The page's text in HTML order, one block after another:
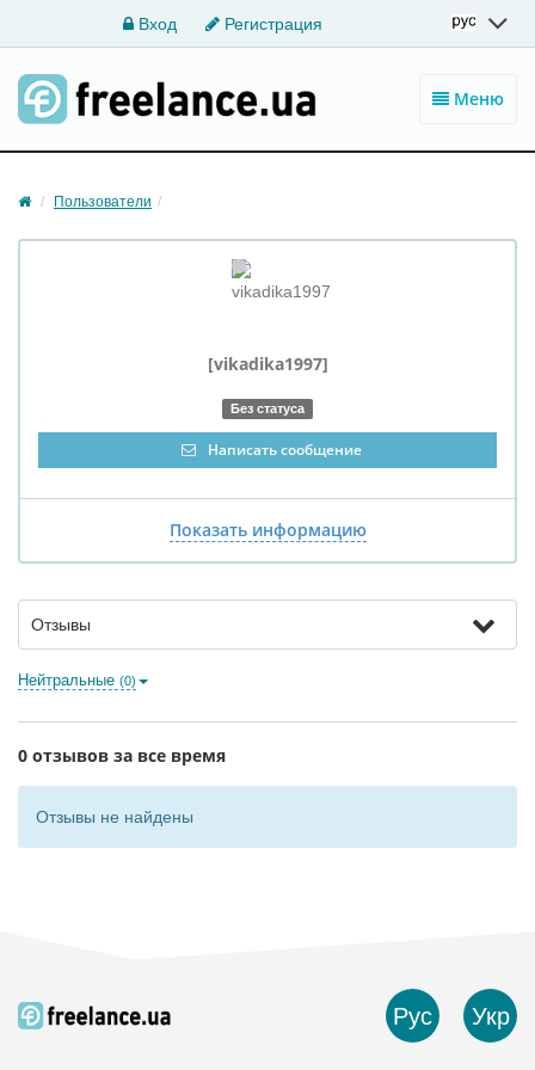
Вход Регистрация
Меню
Пользователи
[vikadika1997]
Без статуса
Написать сообщение
Показать информацию
Отзывы
Нейтральные (0)
0 отзывов за все время
Отзывы не найдены
Рус Укр